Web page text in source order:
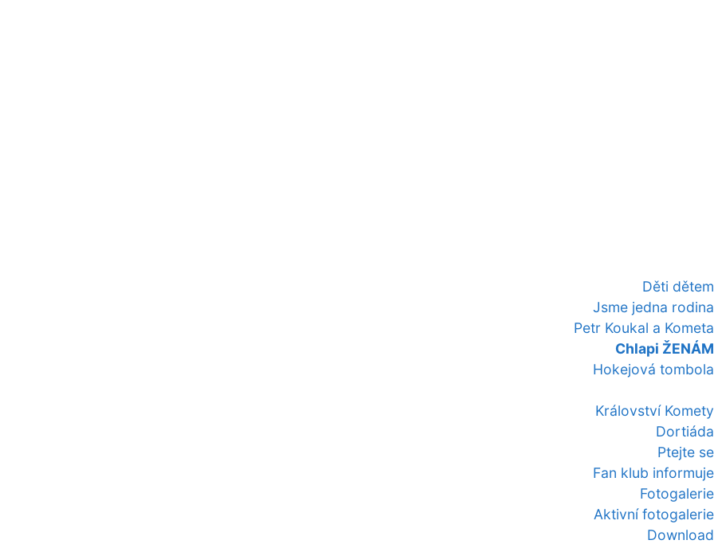
Děti dětem
Jsme jedna rodina
Petr Koukal a Kometa
Chlapi ŽENÁM
Hokejová tombola
Království Komety
Dortiáda
Ptejte se
Fan klub informuje
Fotogalerie
Aktivní fotogalerie
Download